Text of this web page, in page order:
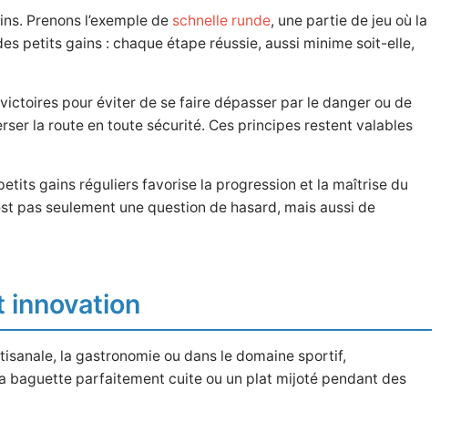
Prenons l’exemple de schnelle runde, une partie de jeu où la
petits gains : chaque étape réussie, aussi minime soit-elle,
pour éviter de se faire dépasser par le danger ou de
la route en toute sécurité. Ces principes restent valables
gains réguliers favorise la progression et la maîtrise du
pas seulement une question de hasard, mais aussi de
innovation
la gastronomie ou dans le domaine sportif,
baguette parfaitement cuite ou un plat mijoté pendant des